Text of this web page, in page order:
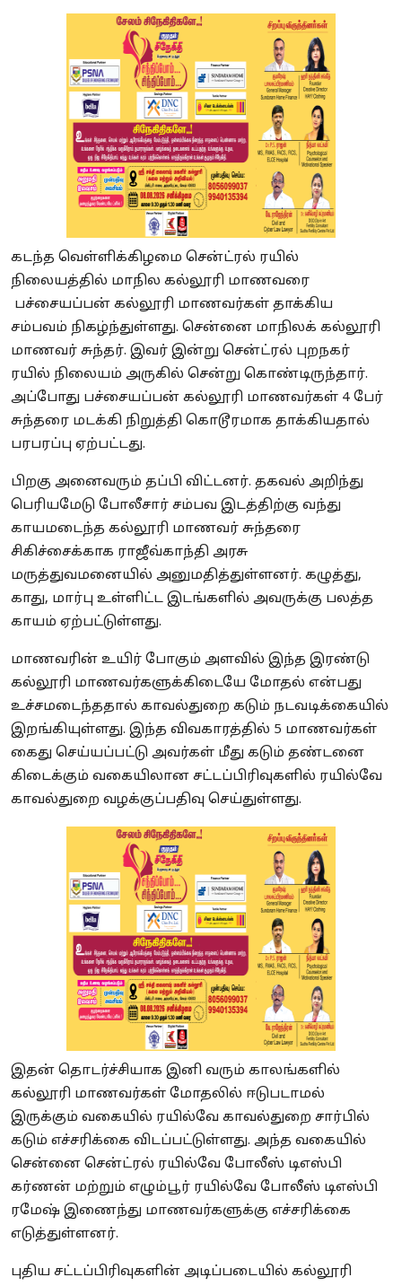
கடந்த வெள்ளிக்கிழமை சென்ட்ரல் ரயில்
நிலையத்தில் மாநில கல்லூரி மாணவரை
பச்சையப்பன் கல்லூரி மாணவர்கள் தாக்கிய
சம்பவம் நிகழ்ந்துள்ளது. சென்னை மாநிலக் கல்லூரி
மாணவர் சுந்தர். இவர் இன்று சென்ட்ரல் புறநகர்
ரயில் நிலையம் அருகில் சென்று கொண்டிருந்தார்.
அப்போது பச்சையப்பன் கல்லூரி மாணவர்கள் 4 பேர்
சுந்தரை மடக்கி நிறுத்தி கொடூரமாக தாக்கியதால்
பரபரப்பு ஏற்பட்டது.
பிறகு அனைவரும் தப்பி விட்டனர். தகவல் அறிந்து
பெரியமேடு போலீசார் சம்பவ இடத்திற்கு வந்து
காயமடைந்த கல்லூரி மாணவர் சுந்தரை
சிகிச்சைக்காக ராஜீவ்காந்தி அரசு
மருத்துவமனையில் அனுமதித்துள்ளனர். கழுத்து,
காது, மார்பு உள்ளிட்ட இடங்களில் அவருக்கு பலத்த
காயம் ஏற்பட்டுள்ளது.
மாணவரின் உயிர் போகும் அளவில் இந்த இரண்டு
கல்லூரி மாணவர்களுக்கிடையே மோதல் என்பது
உச்சமடைந்ததால் காவல்துறை கடும் நடவடிக்கையில்
இறங்கியுள்ளது. இந்த விவகாரத்தில் 5 மாணவர்கள்
கைது செய்யப்பட்டு அவர்கள் மீது கடும் தண்டனை
கிடைக்கும் வகையிலான சட்டப்பிரிவுகளில் ரயில்வே
காவல்துறை வழக்குப்பதிவு செய்துள்ளது.
இதன் தொடர்ச்சியாக இனி வரும் காலங்களில்
கல்லூரி மாணவர்கள் மோதலில் ஈடுபடாமல்
இருக்கும் வகையில் ரயில்வே காவல்துறை சார்பில்
கடும் எச்சரிக்கை விடப்பட்டுள்ளது. அந்த வகையில்
சென்னை சென்ட்ரல் ரயில்வே போலீஸ் டிஎஸ்பி
கர்ணன் மற்றும் எழும்பூர் ரயில்வே போலீஸ் டிஎஸ்பி
ரமேஷ் இணைந்து மாணவர்களுக்கு எச்சரிக்கை
எடுத்துள்ளனர்.
புதிய சட்டப்பிரிவுகளின் அடிப்படையில் கல்லூரி